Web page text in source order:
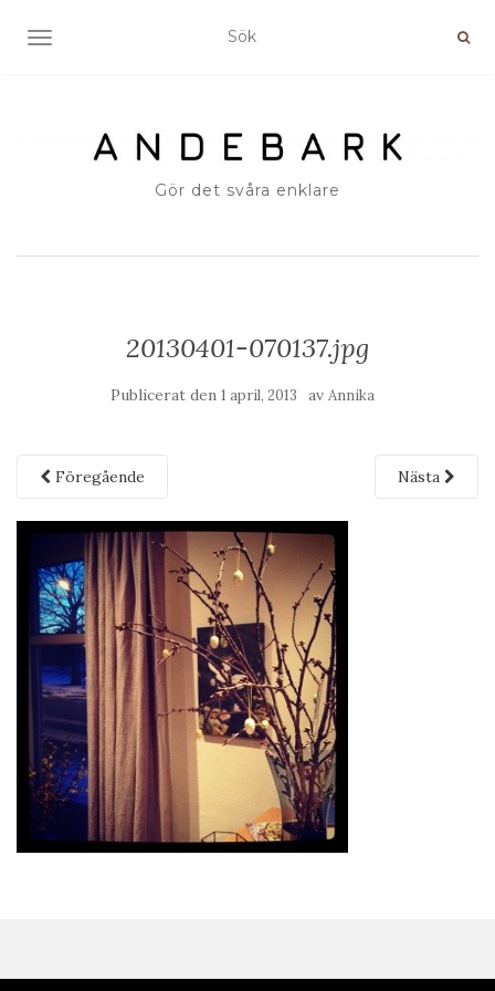
SLÅ PÅ/AV NAVIGERING
Gör det svåra enklare
20130401-070137.jpg
Publicerat den 1 april, 2013 av Annika
Föregående Nästa